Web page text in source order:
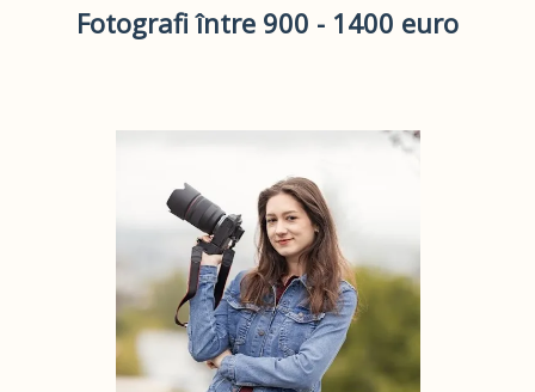
Fotografi între 900 - 1400 euro